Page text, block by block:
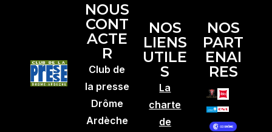
NOUS
CONT
ACTE
R
Club de
la presse
Drôme
Ardèche
NOS
LIENS
UTILE
S
La
charte
de
NOS
PART
ENAI
RES